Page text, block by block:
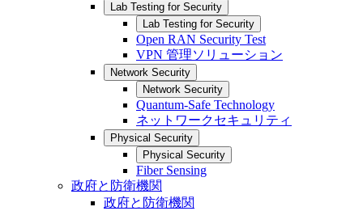
Lab Testing for Security
Lab Testing for Security
Open RAN Security Test
VPN 管理ソリューション
Network Security
Network Security
Quantum-Safe Technology
ネットワークセキュリティ
Physical Security
Physical Security
Fiber Sensing
政府と防衛機関
政府と防衛機関